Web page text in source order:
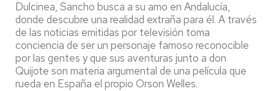
Dulcinea, Sancho busca a su amo en Andalucía,
donde descubre una realidad extraña para él. A través
de las noticias emitidas por televisión toma
conciencia de ser un personaje famoso reconocible
por las gentes y que sus aventuras junto a don
Quijote son materia argumental de una película que
rueda en España el propio Orson Welles.